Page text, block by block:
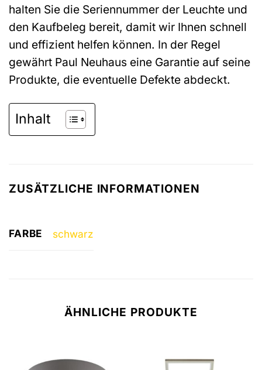
halten Sie die Seriennummer der Leuchte und
den Kaufbeleg bereit, damit wir Ihnen schnell
und effizient helfen können. In der Regel
gewährt Paul Neuhaus eine Garantie auf seine
Produkte, die eventuelle Defekte abdeckt.
Inhalt
ZUSÄTZLICHE INFORMATIONEN
FARBE schwarz
ÄHNLICHE PRODUKTE